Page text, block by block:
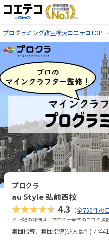
プログラミング教室検索コエテコTOP
プロクラ
au Style 弘前西校
★★★★★4.3 （全760件の
※ 上記の評価は、プロクラ全体の口コミ点
集団指導 集団指導(少人数制) 小学